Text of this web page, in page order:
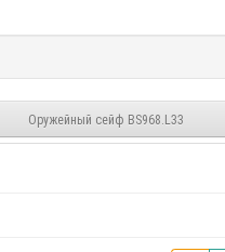
Оружейный сейф BS968.L33